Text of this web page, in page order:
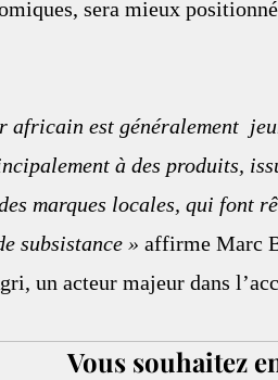
sera mieux
africain est généralement
à des produits,
marques locales, qui font
subsistance » affirme Marc
un acteur majeur dans
Vous souhaitez